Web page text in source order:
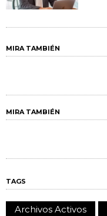
MIRA TAMBIÉN
MIRA TAMBIÉN
TAGS
Archivos Activos